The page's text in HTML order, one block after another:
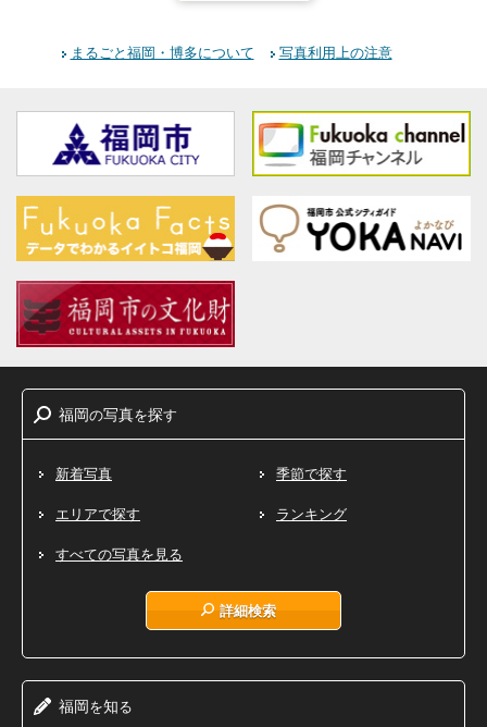
まるごと福岡・博多について 写真利用上の注意
福岡の写真を探す
新着写真 季節で探す
エリアで探す ランキング
すべての写真を見る
詳細検索
福岡を知る